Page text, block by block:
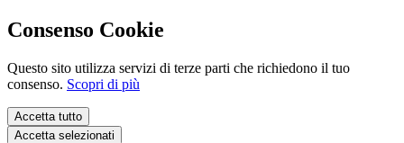
Consenso Cookie
Questo sito utilizza servizi di terze parti che richiedono il tuo
consenso. Scopri di più
Accetta tutto
Accetta selezionati